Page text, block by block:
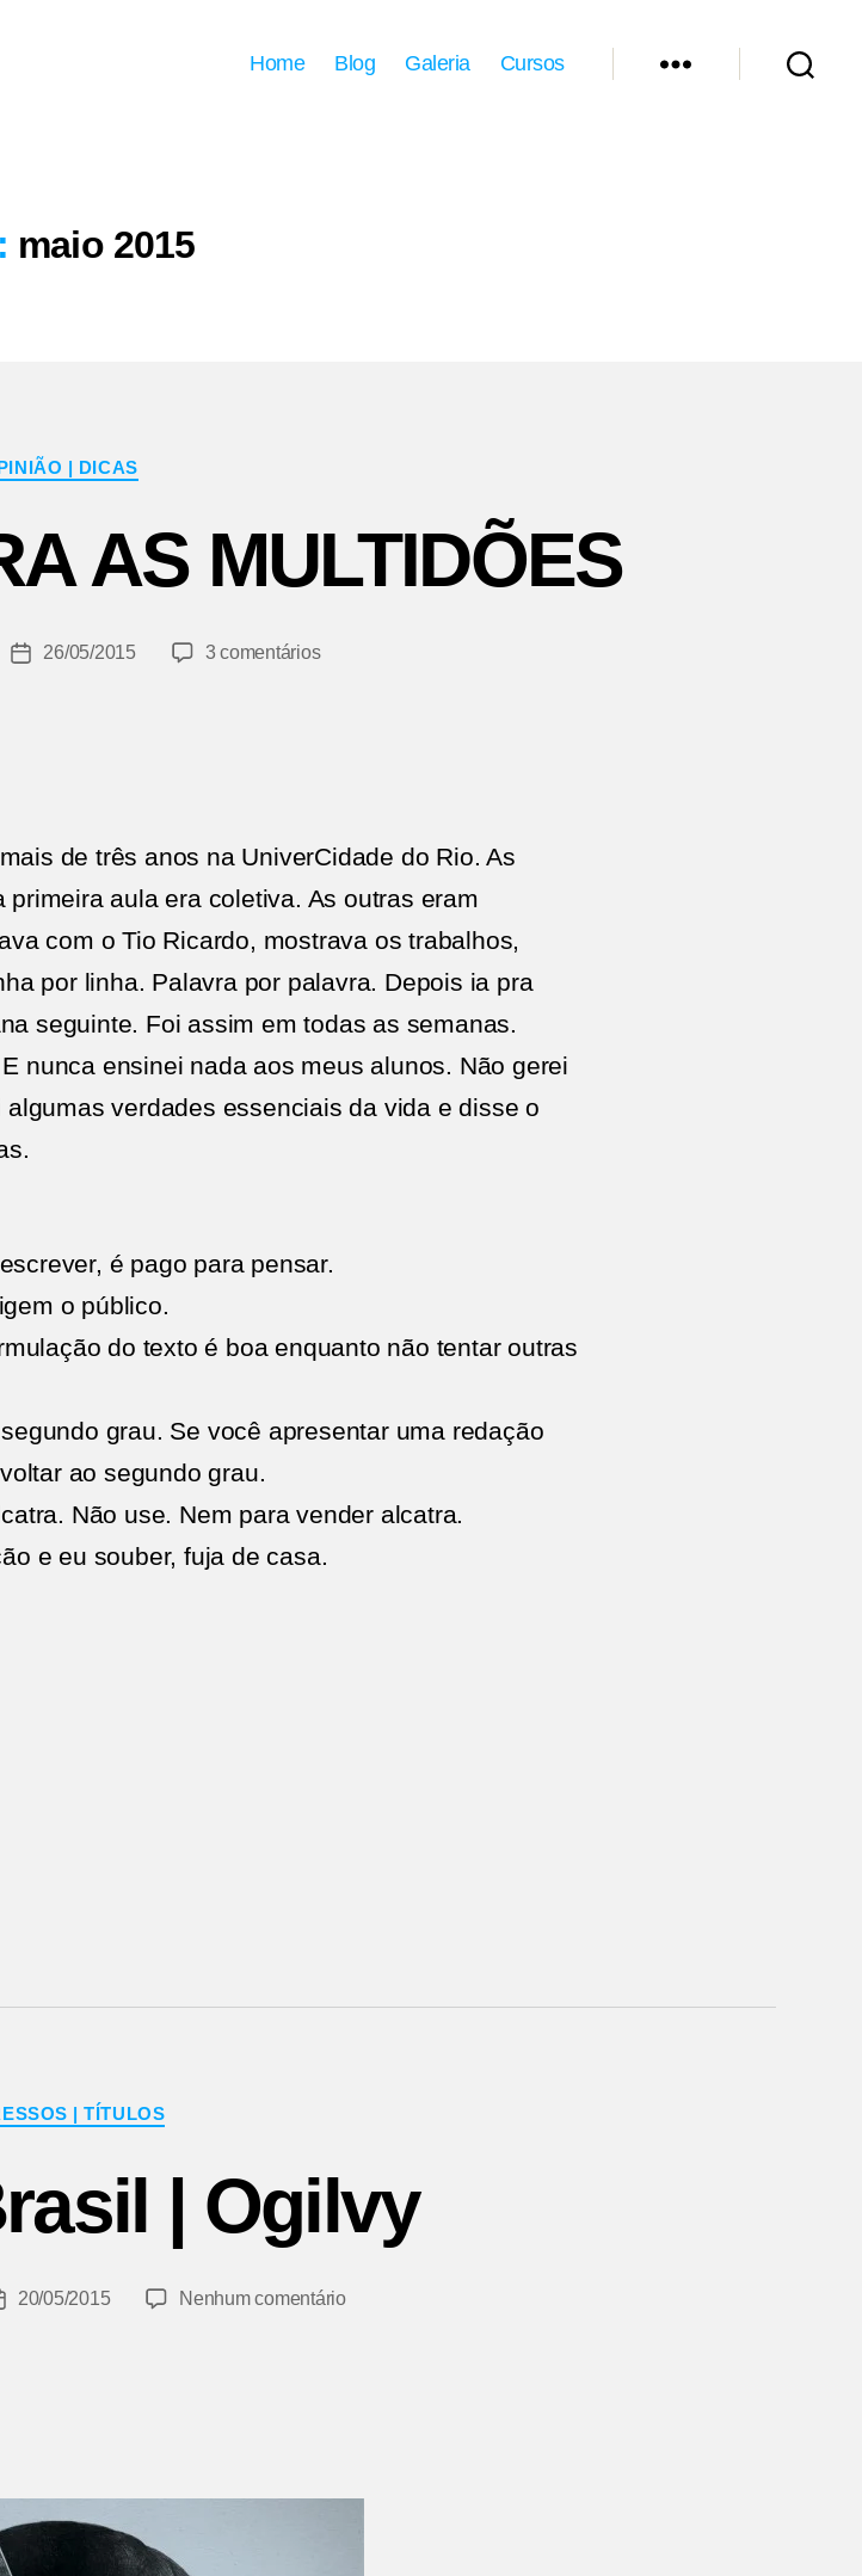
Home Blog Galeria Cursos
maio 2015
Categorias
| DICAS
AS MULTIDÕES
Data26/05/2015 3 comentáriosem
de três anos na UniverCidade do Rio. As
aula era coletiva. As outras eram
com o Tio Ricardo, mostrava os trabalhos,
por linha. Palavra por palavra. Depois ia pra
seguinte. Foi assim em todas as semanas.
nunca ensinei nada aos meus alunos. Não gerei
verdades essenciais da vida e disse o
é pago para pensar.
o público.
do texto é boa enquanto não tentar outras
grau. Se você apresentar uma redação
ao segundo grau.
Não use. Nem para vender alcatra.
e eu souber, fuja de casa.
Categorias
| TÍTULOS
| Ogilvy
20/05/2015 Nenhum comentárioem